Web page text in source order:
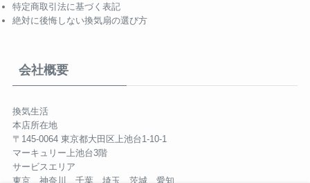
特定商取引法に基づく表記
絶対に後悔しない換気扇の選び方
会社概要
換気生活
本店所在地
〒145-0064 東京都大田区上池台1-10-1
マーキュリー上池台3階
サービスエリア
東京、神奈川、千葉、埼玉、茨城、愛知